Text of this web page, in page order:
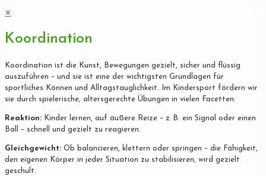
✕
Koordination
Koordination ist die Kunst, Bewegungen gezielt, sicher und flüssig
auszuführen – und sie ist eine der wichtigsten Grundlagen für
sportliches Können und Alltagstauglichkeit. Im Kindersport fördern wir
sie durch spielerische, altersgerechte Übungen in vielen Facetten:
Reaktion: Kinder lernen, auf äußere Reize – z. B. ein Signal oder einen
Ball – schnell und gezielt zu reagieren.
Gleichgewicht: Ob balancieren, klettern oder springen – die Fähigkeit,
den eigenen Körper in jeder Situation zu stabilisieren, wird gezielt
geschult.